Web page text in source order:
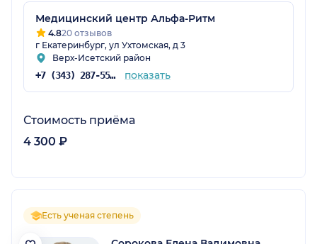
Медицинский центр Альфа-Ритм
4.820 отзывов
г Екатеринбург, ул Ухтомская, д 3
Верх-Исетский район
+7 (343) 287-55-05 показать
Стоимость приёма
4 300 ₽
Есть ученая степень